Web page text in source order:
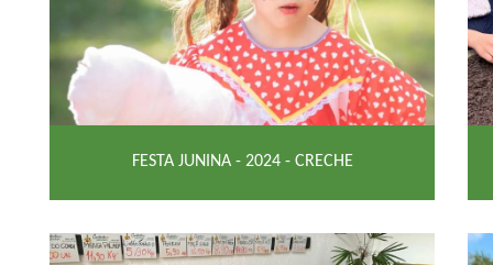
FESTA JUNINA - 2024 - CRECHE